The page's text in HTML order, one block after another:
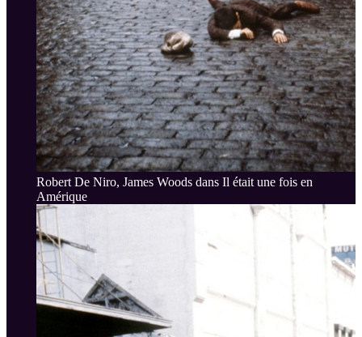
Robert De Niro, James Woods dans Il était une fois en
Amérique